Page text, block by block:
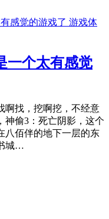
游戏体
一个太有感觉
啊找，挖啊挖，不经意
神偷3：死亡阴影，这个
八佰伴的地下一层的东
城…